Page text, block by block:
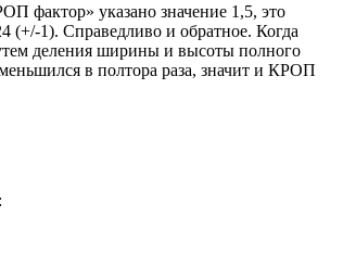
фактор» указано значение 1,5, это
(+/-1). Справедливо и обратное. Когда
деления ширины и высоты полного
в полтора раза, значит и КРОП